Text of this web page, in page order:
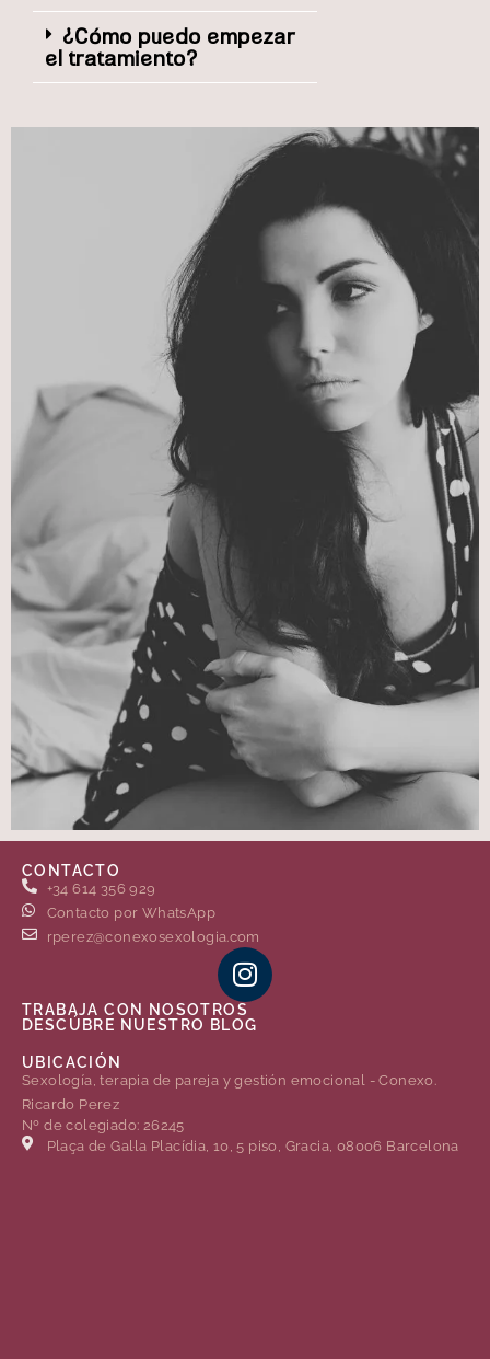
¿Cómo puedo empezar
el tratamiento?
CONTACTO
+34 614 356 929
Contacto por WhatsApp
rperez@conexosexologia.com
TRABAJA CON NOSOTROS
DESCÚBRE NUESTRO BLOG
UBICACIÓN
Sexología, terapia de pareja y gestión emocional - Conexo.
Ricardo Perez
Nº de colegiado: 26245
Plaça de Gal·la Placídia, 10, 5 piso, Gracia, 08006 Barcelona